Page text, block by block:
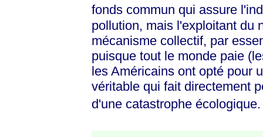
fonds commun qui assure
pollution, mais l'exploitant du
mécanisme collectif, par
puisque tout le monde paie
les Américains ont opté pour
véritable qui fait directement
d'une catastrophe écologique.